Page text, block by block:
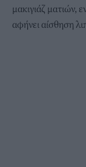
μακιγιάζ ματιών,
αφήνει αίσθηση